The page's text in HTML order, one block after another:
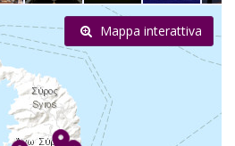
Mappa interattiva